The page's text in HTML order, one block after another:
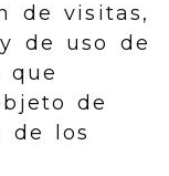
de visitas,
de uso de
que
de
de los